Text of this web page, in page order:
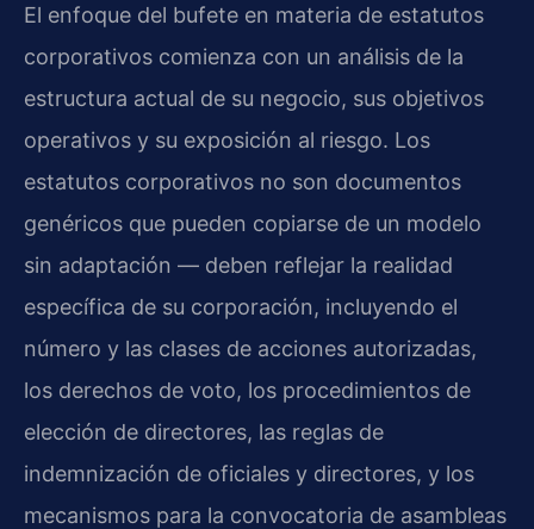
El enfoque del bufete en materia de estatutos
corporativos comienza con un análisis de la
estructura actual de su negocio, sus objetivos
operativos y su exposición al riesgo. Los
estatutos corporativos no son documentos
genéricos que pueden copiarse de un modelo
sin adaptación — deben reflejar la realidad
específica de su corporación, incluyendo el
número y las clases de acciones autorizadas,
los derechos de voto, los procedimientos de
elección de directores, las reglas de
indemnización de oficiales y directores, y los
mecanismos para la convocatoria de asambleas